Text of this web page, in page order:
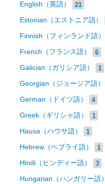
English（英語） 21
Estonian（エストニア語）
Finnish（フィンランド語）
French（フランス語） 6
Galician（ガリシア語） 1
Georgian（ジョージア語）
German（ドイツ語） 4
Greek（ギリシャ語） 1
Hausa（ハウサ語） 1
Hebrew（ヘブライ語） 1
Hindi（ヒンディー語） 3
Hungarian（ハンガリー語）